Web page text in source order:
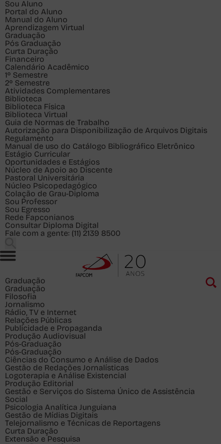
Sou Aluno
Portal do Aluno
Manual do Aluno
Aprendizagem Virtual
Graduação
Pós Graduação
Curta Duração
Financeiro
Calendário Acadêmico
1º Semestre
2º Semestre
Atividades Complementares
Biblioteca
Biblioteca Física
Biblioteca Virtual
Guia de Normas de Trabalho
Autorização para Disponibilização de Arquivos Digitais
Regulamento
Manual de uso do Catálogo Bibliográfico Eletrônico
Estágio Curricular
Oportunidades e Estágios
Núcleo de Apoio ao Discente
Pastoral Universitária
Núcleo Psicopedagógico
Colação de Grau-Diploma
Sou Professor
Sou Egresso
Rede Fapconianos
Consultar Diploma Digital
Fale com a gente: (11) 2139 8500
Graduação
Graduação
Filosofia
Jornalismo
Rádio, TV e Internet
Relações Públicas
Publicidade e Propaganda
Produção Audiovisual
Pós-Graduação
Pós-Graduação
Ciências do Consumo e Análise de Dados
Gestão de Redações Jornalísticas
Logoterapia e Análise Existencial
Produção Editorial
Gestão e Serviços do Sistema Único de Assistência
Social
Psicologia Analítica Junguiana
Gestão de Mídias Digitais
Telejornalismo e Técnicas de Reportagens
Curta Duração
Extensão e Pesquisa